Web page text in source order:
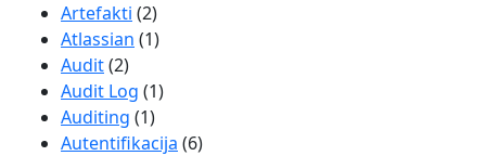
Artefakti (2)
Atlassian (1)
Audit(2)
Audit Log (1)
Auditing (1)
Autentifikacija (6)